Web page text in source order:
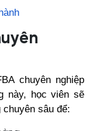
chuyên nghiệp
này, học viên sẽ
sâu để: